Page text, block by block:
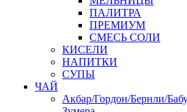
ПАЛИТРА
ПРЕМИУМ
СМЕСЬ СОЛИ
КИСЕЛИ
НАПИТКИ
СУПЫ
ЧАЙ
Акбар/Гордон/Бернли/